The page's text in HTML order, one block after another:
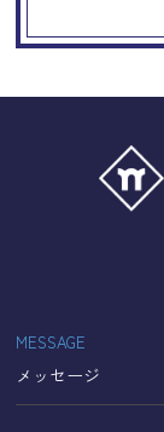
Google
当サイトでは
ティの向上の
イトの利用状
す。その際、
ドレスなどの
「Cookie」で
収集されたデ
て管理されます
なお、当サイ
いてGoogle及
MESSAGE
メッセージ